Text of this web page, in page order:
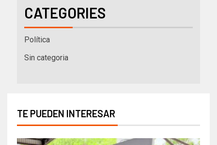
CATEGORIES
Política
Sin categoria
TE PUEDEN INTERESAR